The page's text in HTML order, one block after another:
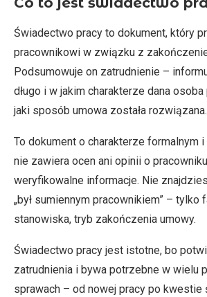
Świadectwo pracy to dokument, który
pracownikowi w związku z
Podsumowuje on zatrudnienie –
długo i w jakim charakterze dana osoba
jaki sposób umowa została rozwiązana.
To dokument o charakterze formalnym
nie zawiera ocen ani opinii o
weryfikowalne informacje. Nie
„był sumiennym pracownikiem” – tylko
stanowiska, tryb zakończenia umowy.
Świadectwo pracy jest istotne, bo
zatrudnienia i bywa potrzebne w wielu
sprawach – od nowej pracy po kwestie